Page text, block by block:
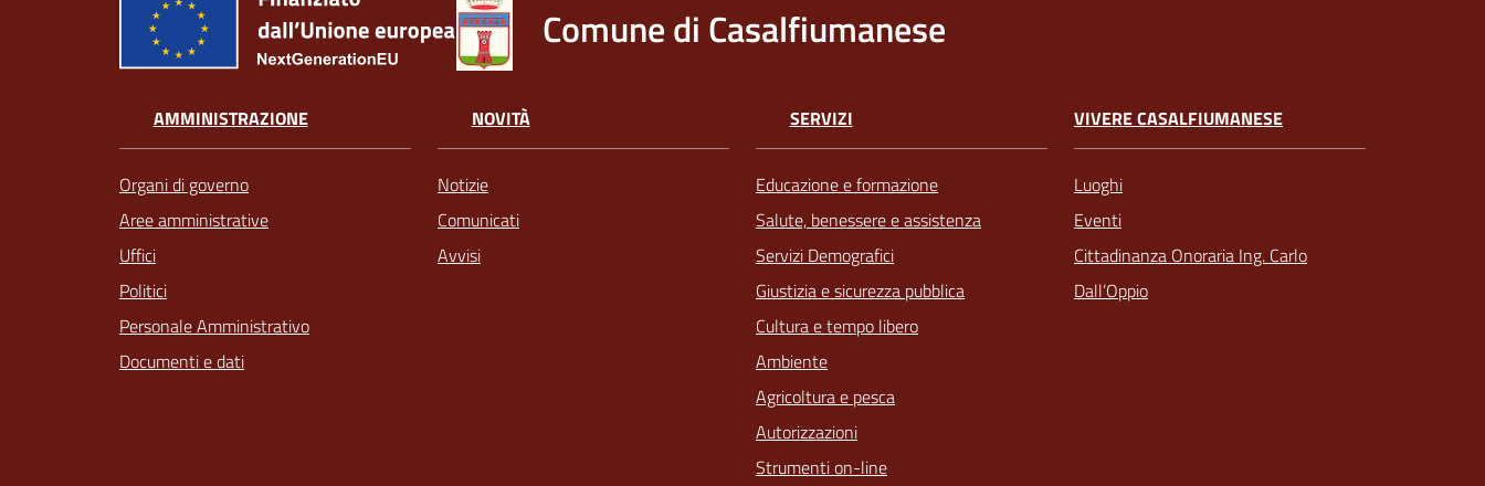
Comune di Casalfiumanese
AMMINISTRAZIONE
Organi di governo
Aree amministrative
Uffici
Politici
Personale Amministrativo
Documenti e dati
NOVITÀ
Notizie
Comunicati
Avvisi
SERVIZI
Educazione e formazione
Salute, benessere e assistenza
Servizi Demografici
Giustizia e sicurezza pubblica
Cultura e tempo libero
Ambiente
Agricoltura e pesca
Autorizzazioni
Strumenti on-line
VIVERE CASALFIUMANESE
Luoghi
Eventi
Cittadinanza Onoraria Ing. Carlo
Dall’Oppio